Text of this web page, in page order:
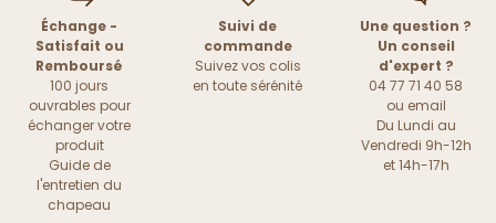
Échange -
Satisfait ou
Remboursé
100 jours
ouvrables pour
échanger votre
produit
Guide de
l'entretien du
chapeau
Suivi de
commande
Suivez vos colis
en toute sérénité
Une question ?
Un conseil
d'expert ?
04 77 71 40 58
ou email
Du Lundi au
Vendredi 9h-12h
et 14h-17h